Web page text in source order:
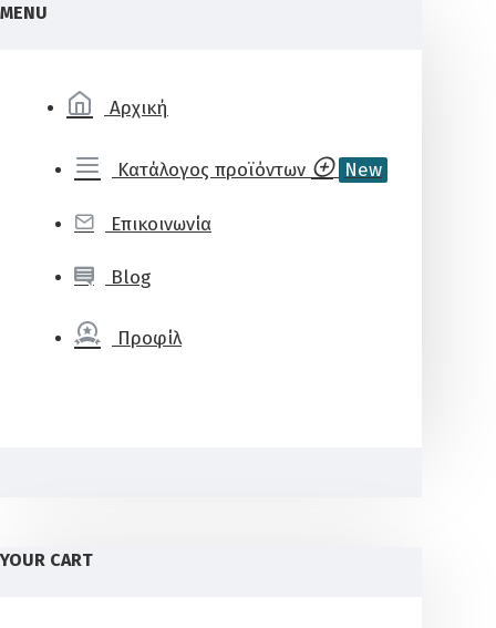
MENU
Αρχική
Κατάλογος προϊόντων New
Επικοινωνία
Blog
Προφίλ
YOUR CART